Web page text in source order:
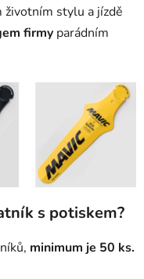
životním stylu a jízdě
firmy parádním
s potiskem?
minimum je 50 ks.